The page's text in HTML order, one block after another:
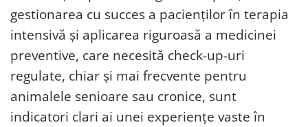
gestionarea cu succes a pacienților în terapia
intensivă și aplicarea riguroasă a medicinei
preventive, care necesită check-up-uri
regulate, chiar și mai frecvente pentru
animalele senioare sau cronice, sunt
indicatori clari ai unei experiențe vaste în